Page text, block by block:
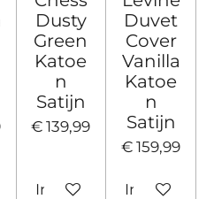
Dusty
Green
Katoe
n
Satijn
€ 139,99
In winkelwagen
Duvet
Cover
Vanilla
Katoe
n
Satijn
€ 159,99
In